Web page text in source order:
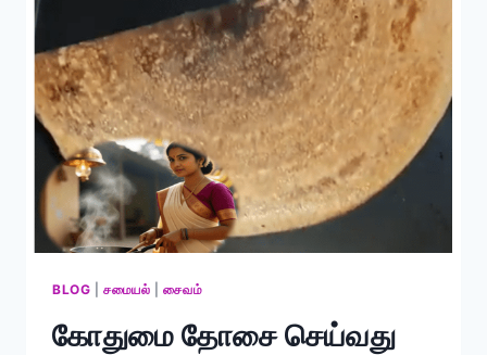
BLOG |சமையல் |சைவம்
கோதுமை தோசை செய்வது